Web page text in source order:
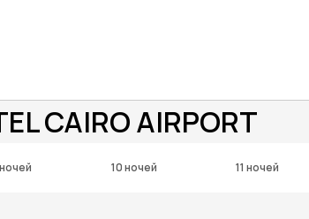
CAIRO AIRPORT
10 ночей 11 ночей